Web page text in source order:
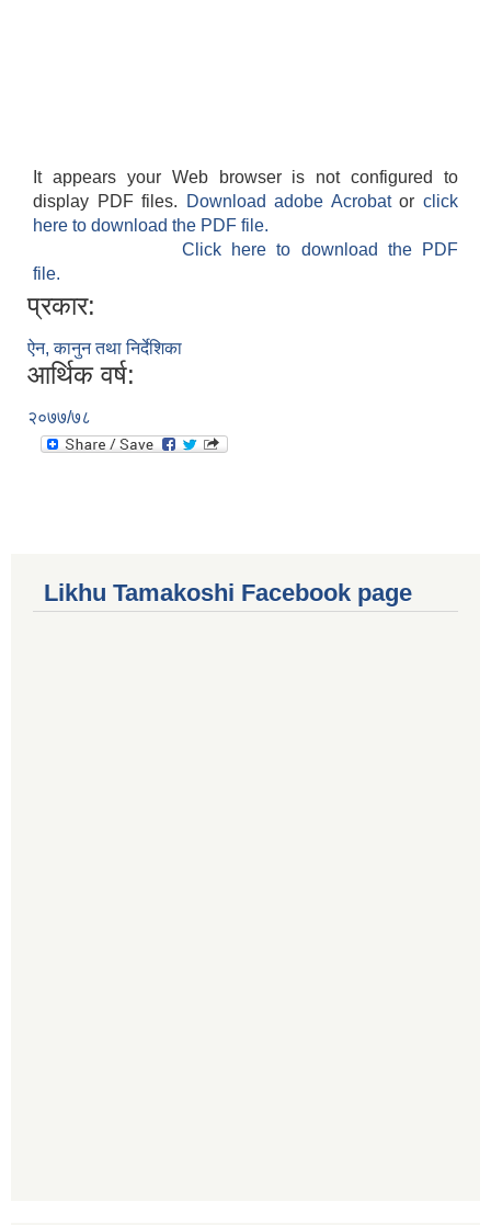
It appears your Web browser is not configured to
display PDF files.
Download adobe Acrobatorclick
here to download the PDF file.
Click here to download the PDF
file.
प्रकार:
ऐन, कानुन तथा निर्देशिका
आर्थिक वर्ष:
२०७७/७८
Likhu Tamakoshi Facebook page